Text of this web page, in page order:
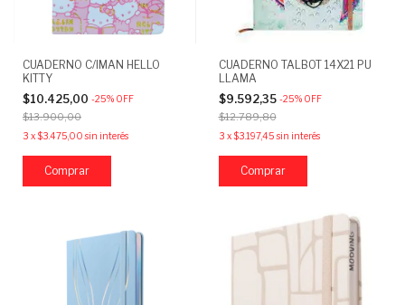
CUADERNO C/IMAN HELLO
KITTY
$10.425,00 -25% OFF
$13.900,00
3 x$3.475,00 sin interés
Comprar
CUADERNO TALBOT 14X21 PU
LLAMA
$9.592,35 -25% OFF
$12.789,80
3 x$3.197,45 sin interés